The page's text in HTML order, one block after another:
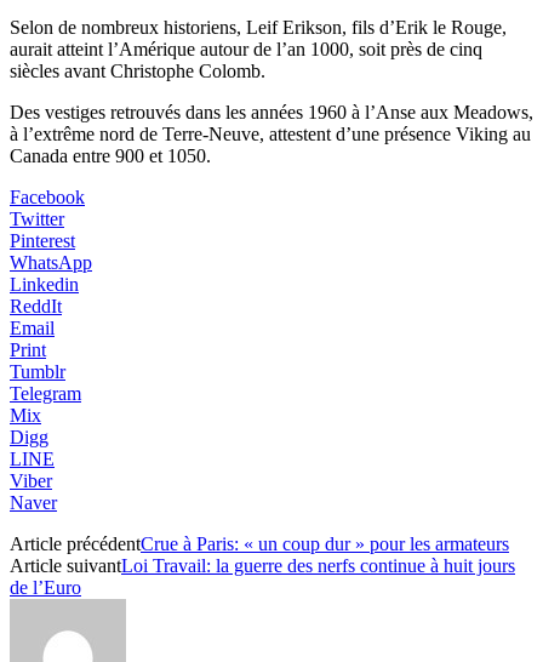
Selon de nombreux historiens, Leif Erikson, fils d’Erik le Rouge,
aurait atteint l’Amérique autour de l’an 1000, soit près de cinq
siècles avant Christophe Colomb.
Des vestiges retrouvés dans les années 1960 à l’Anse aux Meadows,
à l’extrême nord de Terre-Neuve, attestent d’une présence Viking au
Canada entre 900 et 1050.
Facebook
Twitter
Pinterest
WhatsApp
Linkedin
ReddIt
Email
Print
Tumblr
Telegram
Mix
Digg
LINE
Viber
Naver
Article précédentCrue à Paris: « un coup dur » pour les armateurs
Article suivantLoi Travail: la guerre des nerfs continue à huit jours
de l’Euro